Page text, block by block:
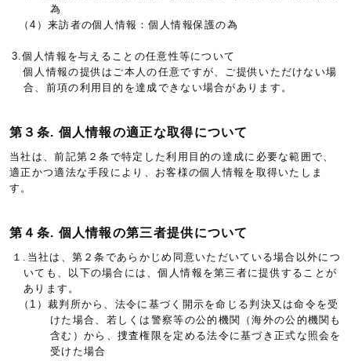
為
（4）来訪者の個人情報：個人情報保護の為
3.個人情報を与えることの任意性等について
個人情報の提供はご本人の任意ですが、ご提供いただけない場
合、前項の利用目的を達成できない場合があります。
第３条. 個人情報の適正な取得について
当社は、前記第２条で特定した利用目的の達成に必要な範囲で、
適正かつ適法な手段により、お客様の個人情報を取得いたしま
す。
第４条. 個人情報の第三者提供について
１.当社は、第２条であらかじめ同意いただいている場合以外につ
いても、以下の場合には、個人情報を第三者に提供することが
あります。
（1）裁判所から、法令に基づく開示を命じる判決又は命令を受
けた場合、若しくは警察等の公的機関（海外の公的機関も
含む）から、捜査権限を定める法令に基づき正式な照会を
受けた場合